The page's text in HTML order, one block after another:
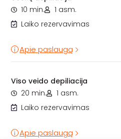
10 min.
1 asm.
Laiko rezervavimas
Apie paslaugą
Viso veido depiliacija
20 min.
1 asm.
Laiko rezervavimas
Apie paslaugą